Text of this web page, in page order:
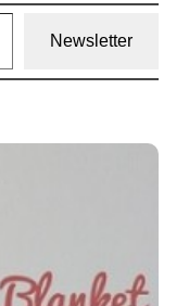
Newsletter